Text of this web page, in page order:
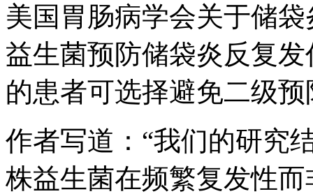
美国胃肠病学会关于储
益生菌预防储袋炎反复
的患者可选择避免二级
作者写道：“我们的研究
株益生菌在频繁复发性